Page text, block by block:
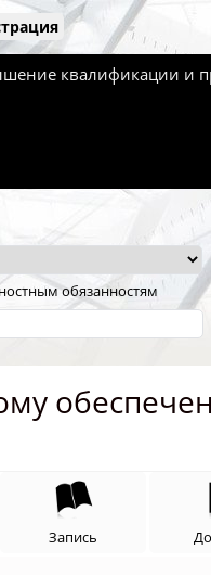
квалификации и
обязанностям
Запись